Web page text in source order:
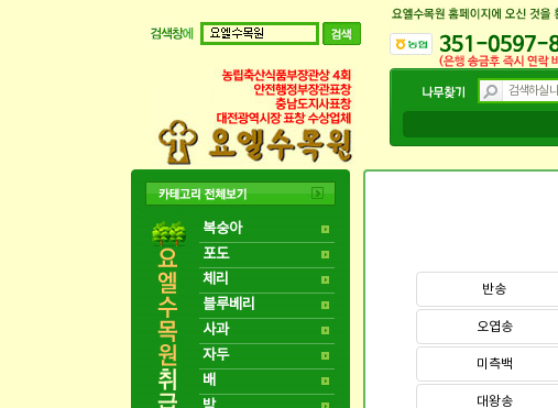
복숭아
포도
체리
블루베리
사과
자두
배
반송
오엽송
미측백
대왕송